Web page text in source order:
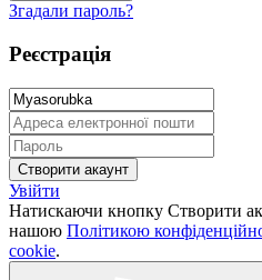
Згадали пароль?
Реєстрація
Увійти
Натискаючи кнопку Створити
нашою Політикою
cookie.